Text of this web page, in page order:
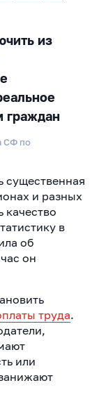
из
граждан
СФ по
существенная
и разных
в
об
он
труда.
или